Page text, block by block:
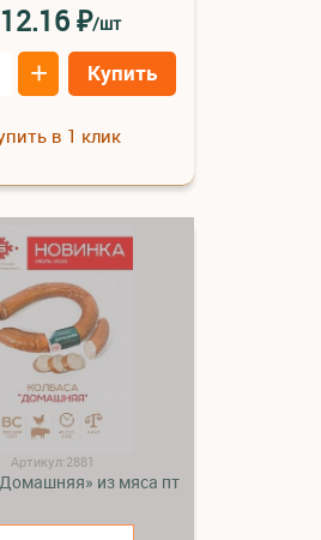
₽/шт
+ Купить
в 1 клик
Артикул:2881
из мяса пт